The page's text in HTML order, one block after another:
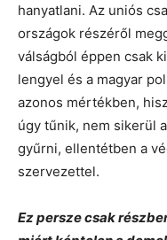
hanyatlani. Az uniós
országok részéről
válságból éppen csak
lengyel és a magyar
azonos mértékben,
úgy tűnik, nem sikerül
gyűrni, ellentétben a
szervezettel.
Ez persze csak